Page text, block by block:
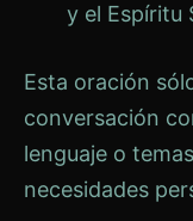
y el Espíritu
Esta oración
conversación
lenguaje o
necesidades